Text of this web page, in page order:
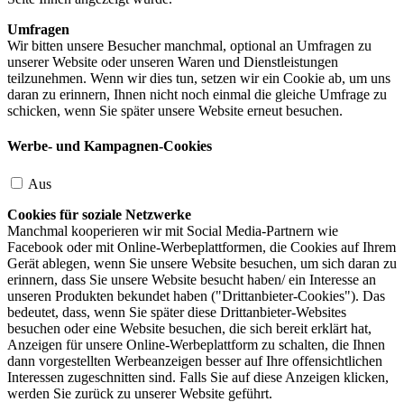
Umfragen
Wir bitten unsere Besucher manchmal, optional an Umfragen zu
unserer Website oder unseren Waren und Dienstleistungen
teilzunehmen. Wenn wir dies tun, setzen wir ein Cookie ab, um uns
daran zu erinnern, Ihnen nicht noch einmal die gleiche Umfrage zu
schicken, wenn Sie später unsere Website erneut besuchen.
Werbe- und Kampagnen-Cookies
Aus
Cookies für soziale Netzwerke
Manchmal kooperieren wir mit Social Media-Partnern wie
Facebook oder mit Online-Werbeplattformen, die Cookies auf Ihrem
Gerät ablegen, wenn Sie unsere Website besuchen, um sich daran zu
erinnern, dass Sie unsere Website besucht haben/ ein Interesse an
unseren Produkten bekundet haben ("Drittanbieter-Cookies"). Das
bedeutet, dass, wenn Sie später diese Drittanbieter-Websites
besuchen oder eine Website besuchen, die sich bereit erklärt hat,
Anzeigen für unsere Online-Werbeplattform zu schalten, die Ihnen
dann vorgestellten Werbeanzeigen besser auf Ihre offensichtlichen
Interessen zugeschnitten sind. Falls Sie auf diese Anzeigen klicken,
werden Sie zurück zu unserer Website geführt.